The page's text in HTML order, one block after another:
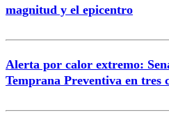
magnitud y el epicentro
Alerta por calor extremo:
Temprana Preventiva en tres